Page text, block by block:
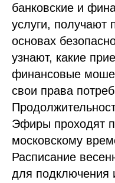
банковские и
услуги, получают
основах
узнают, какие
финансовые
свои права
Эфиры проходят
московскому
Расписание
для подключения